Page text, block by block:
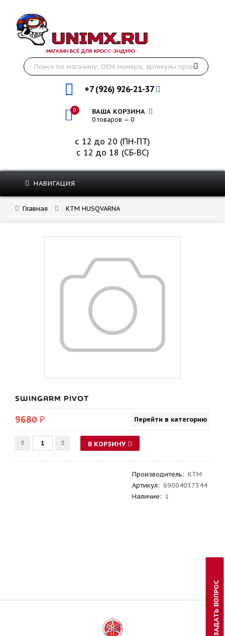
МАГАЗИН ВСЁ ДЛЯ КРОСС-ЭНДУРО
+7 (926) 926-21-37
0 ВАША КОРЗИНА
0 товаров — 0
с 12 до 20 (ПН-ПТ)
с 12 до 18 (СБ-ВС)
НАВИГАЦИЯ
Главная KTM HUSQVARNA
SWINGARM PIVOT
9680 ₽ Перейти в категорию
В КОРЗИНУ
Производитель: KTM
Артикул: 69004037344
Наличие: 1
ЗАДАТЬ ВОПРОС